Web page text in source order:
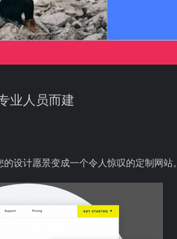
业人员而建
设计愿景变成一个令人惊叹的定制网站。